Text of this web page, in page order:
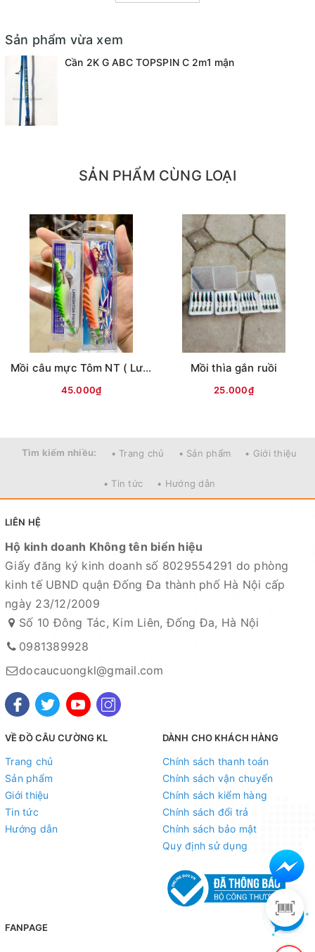
==========================================
Mọi thắc mắc liên hệ SĐT : 098.138.9928 - 098.902.9066 -
để được giải đáp.
Đồ câu chính hãng, đúng thông tin mô tả và sản phẩm đặt mua
Sản phẩm vừa xem
Cần 2K G ABC TOPSPIN C 2m1 mận
SẢN PHẨM CÙNG LOẠI
Mồi câu mực Tôm NT ( Lưng vằn )
45.000₫
Mồi thìa gắn ruồi
25.000₫
Tìm kiếm nhiều: • Trang chủ • Sản phẩm • Giới thiệu
• Tin tức • Hướng dẫn
LIÊN HỆ
Hộ kinh doanh Không tên biển hiệu
Giấy đăng ký kinh doanh số 8029554291 do phòng
kinh tế UBND quận Đống Đa thành phố Hà Nội cấp
ngày 23/12/2009
Số 10 Đông Tác, Kim Liên, Đống Đa, Hà Nội
0981389928
docaucuongkl@gmail.com
VỀ ĐỒ CÂU CƯỜNG KL
Trang chủ
Sản phẩm
Giới thiệu
Tin tức
Hướng dẫn
DÀNH CHO KHÁCH HÀNG
Chính sách thanh toán
Chính sách vận chuyển
Chính sách kiểm hàng
Chính sách đổi trả
Chính sách bảo mật
Quy định sử dụng
FANPAGE